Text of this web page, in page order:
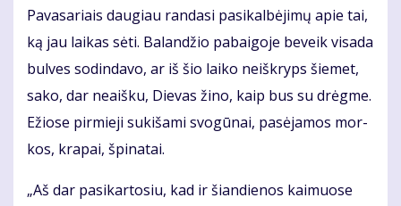
Pa­va­sa­riais dau­giau ran­da­si pa­si­kal­bė­ji­mų apie tai,
ką jau lai­kas sė­ti. Ba­lan­džio pa­bai­go­je be­veik vi­sa­da
bul­ves so­din­da­vo, ar iš šio lai­ko ne­iš­kryps šie­met,
sa­ko, dar ne­aiš­ku, Die­vas ži­no, kaip bus su drėg­me.
Ežio­se pir­mie­ji su­ki­ša­mi svo­gū­nai, pa­sė­ja­mos mor­
kos, kra­pai, špi­na­tai.
„Aš dar pa­si­kar­to­siu, kad ir šian­die­nos kai­muo­se